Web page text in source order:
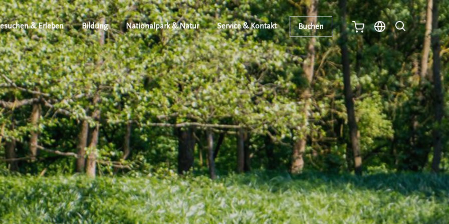
& Erleben Bildung Nationalpark & Natur Service & Kontakt Buchen